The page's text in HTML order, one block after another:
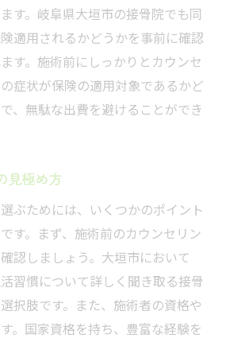
接骨院で健康保険を最大限に活
の準備と提出方法
スムーズな保険手続き
支払いを減らすテクニック
けられる追加サービス
長期的な健康維持プラン
される接骨院の施術内容とは
に対応する施術
アプローチと保険適用
ーションの保険活用法
す。岐阜県大垣市の接骨院でも同
適用されるかどうかを事前に確認
す。施術前にしっかりとカウンセ
症状が保険の適用対象であるかど
、無駄な出費を避けることができ
見極め方
ぶためには、いくつかのポイント
す。まず、施術前のカウンセリン
認しましょう。大垣市において
習慣について詳しく聞き取る接骨
択肢です。また、施術者の資格や
。国家資格を持ち、豊富な経験を